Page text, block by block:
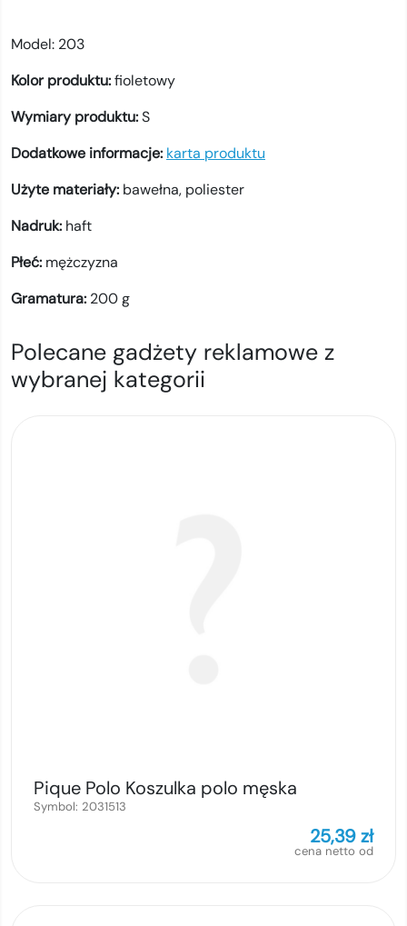
Model: 203
Kolor produktu:fioletowy
Wymiary produktu:S
Dodatkowe informacje: karta produktu
Użyte materiały: bawełna, poliester
Nadruk: haft
Płeć: mężczyzna
Gramatura: 200g
Polecane gadżety reklamowe z
wybranej kategorii
Pique Polo Koszulka polo męska
Symbol: 2031513
25,39zł
cena netto od